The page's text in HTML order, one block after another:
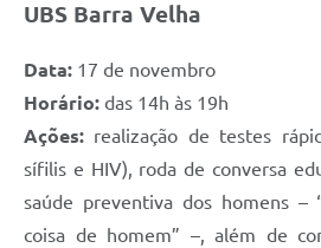
UBS Barra Velha
Data: 17 de novembro
Horário: das 14h às 19h
Ações: realização de testes
sífilis e HIV), roda de conversa
saúde preventiva dos homens –
coisa de homem” –, além de